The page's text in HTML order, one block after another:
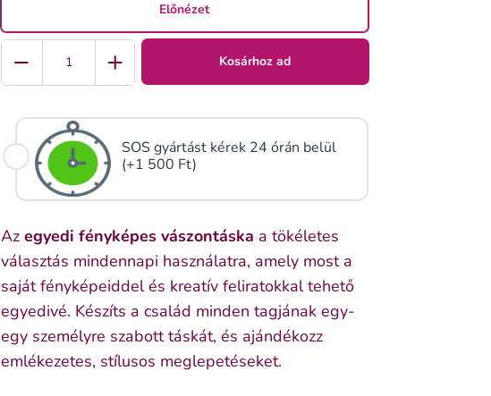
Előnézet
Kosárhoz ad
SOS gyártást kérek 24 órán belül
(+1 500 Ft)
Azegyedi fényképes vászontáska a tökéletes
választás mindennapi használatra, amely most a
saját fényképeiddel és kreatív feliratokkal tehető
egyedivé. Készíts a család minden tagjának egy-
egy személyre szabott táskát, és ajándékozz
emlékezetes, stílusos meglepetéseket.